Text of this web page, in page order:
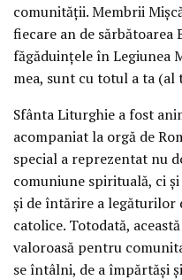
comunității. Membrii
fiecare an de
făgăduințele în Legiunea
mea, sunt cu totul a ta (al
Sfânta Liturghie a fost
acompaniat la orgă de
special a reprezentat nu
comuniune spirituală, ci
și de întărire a legăturilor
catolice. Totodată,
valoroasă pentru
se întâlni, de a împărtăși